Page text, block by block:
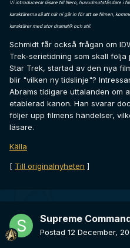
Vi introducerar läsare till Nero, huvudmotståndare i
karaktärerna så att när ni går in för att se filmen,
karaktärer med stor dramatik och stil.
Schmidt får också frågan om
Trek-serietidning som skall
Star Trek, startad av den nya
blir "vilken ny tidslinje"?
Abrams tidigare uttalanden om
etablerad kanon. Han svarar
följer upp filmens händelser,
läsare.
Källa
[ Till originalnyheten ]
Supreme
Postad 12 December,